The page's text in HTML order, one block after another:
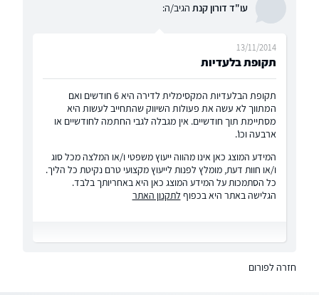
עו"ד דורון קנת הגיב/ה:
תקופת בלעדיות
13/11/2014
תקופת הבלעדיות המקסימלית לדירה היא 6 חודשים ואם
המתווך לא עשה את פעולות השיווק שהתחייב לעשות היא
מסתיימת תוך חודשיים. אין מגבלה לגבי החתמה לחודשיים או
ארבעה וכו'.
המידע המוצג כאן אינו מהווה ייעוץ משפטי ו/או המלצה מכל סוג
ו/או חוות דעת, מומלץ לפנות לייעוץ מקצועי טרם נקיטת כל הליך.
כל הסתמכות על המידע המוצג כאן היא באחריותך בלבד.
הגלישה באתר היא בכפוף לתקנון האתר
חזרה לפורום